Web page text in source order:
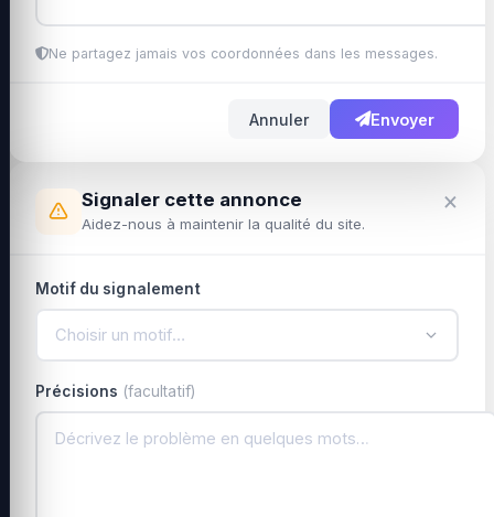
Ne partagez jamais vos coordonnées dans les messages.
Annuler Envoyer
Signaler cette annonce
Aidez-nous à maintenir la qualité du site.
×
Motif du signalement
Choisir un motif…
Précisions (facultatif)